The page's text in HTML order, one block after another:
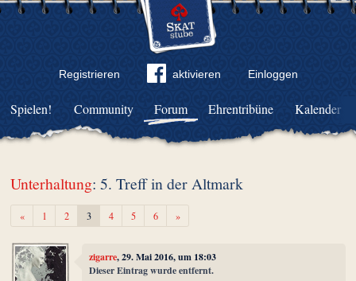
Registrieren aktivieren Einloggen
Community Forum Ehrentribüne Kalender
Spielen!
Unterhaltung: 5. Treff in der Altmark
«Zurück1 2 3 4 5 6 »Weiter
zigarre, 29. Mai 2016, um 18:03
Dieser Eintrag wurde entfernt.